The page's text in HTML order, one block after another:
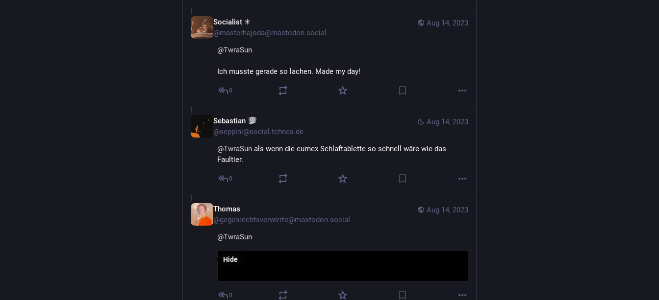
Aug 14, 2023
Socialist ✳️
@masterhajoda@mastodon.social
@TwraSun
Ich musste gerade so lachen. Made my day!
0
Aug 14, 2023
Sebastian
@seppini@social.tchncs.de
@TwraSun als wenn die cumex Schlaftablette so schnell wäre wie das
Faultier.
0
Aug 14, 2023
Thomas
@gegenrechtsverwirrte@mastodon.social
@TwraSun
Hide
0